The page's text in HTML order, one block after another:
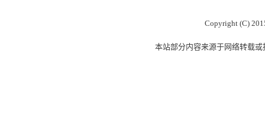
Copyright (C)
本站部分内容来源于网络转载